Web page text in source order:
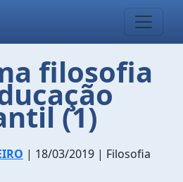
filosofia
(1)
| 18/03/2019 | Filosofia